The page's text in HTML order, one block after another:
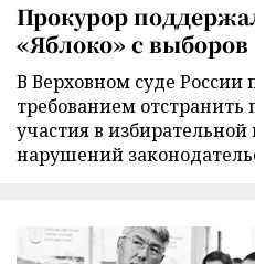
Прокурор
«Яблоко» с выборов
В Верховном суде России
требованием отстранить
участия в
нарушений